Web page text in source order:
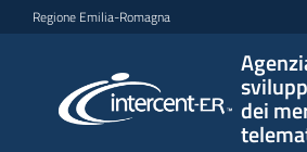
Vai al contenuto
Vai alla navigazione
Vai al footer
Regione Emilia-Romagna
dei
per lo
sviluppo